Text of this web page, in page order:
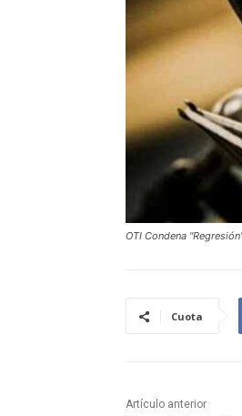
OTI Condena
Cuota
Artículo anterior